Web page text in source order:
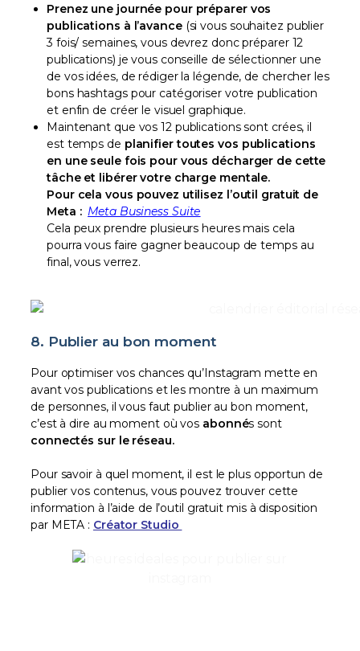
Prenez une journée pour préparer vos
publications à l’avance(si vous souhaitez publier
3 fois/ semaines, vous devrez donc préparer 12
publications) je vous conseille de sélectionner une
de vos idées, de rédiger la légende, de chercher les
bons hashtags pour catégoriser votre publication
et enfin de créer le visuel graphique.
Maintenant que vos 12 publications sont crées, il
est temps de planifier toutes vos publications
en une seule fois pour vous décharger de cette
tâche et libérer votre charge mentale.
Pour cela vous pouvez utilisez l’outil gratuit de
Meta : Meta Business Suite
Cela peux prendre plusieurs heures mais cela
pourra vous faire gagner beaucoup de temps au
final, vous verrez.
8. Publier au bon moment
Pour optimiser vos chances qu’Instagram mette en
avant vos publications et les montre à un maximum
de personnes, il vous faut publier au bon moment,
c’est à dire au moment où vos abonnés sont
connectés sur le réseau.
Pour savoir à quel moment, il est le plus opportun de
publier vos contenus, vous pouvez trouver cette
information à l’aide de l’outil gratuit mis à disposition
par META : Créator Studio